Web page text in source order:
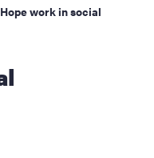
Hope work in social